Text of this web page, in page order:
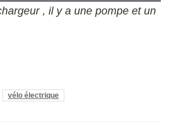
, il y a une pompe et un
vélo électrique